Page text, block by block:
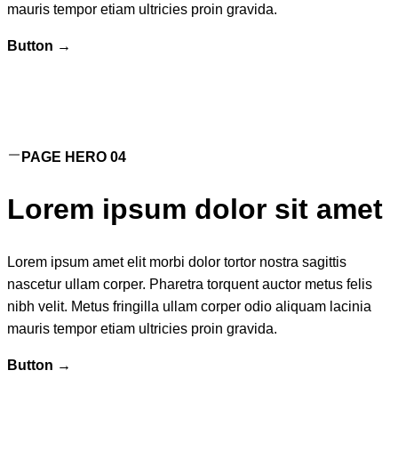
mauris tempor etiam ultricies proin gravida.
Button →
PAGE HERO 04
Lorem ipsum dolor sit amet
Lorem ipsum amet elit morbi dolor tortor nostra sagittis
nascetur ullam corper. Pharetra torquent auctor metus felis
nibh velit. Metus fringilla ullam corper odio aliquam lacinia
mauris tempor etiam ultricies proin gravida.
Button →